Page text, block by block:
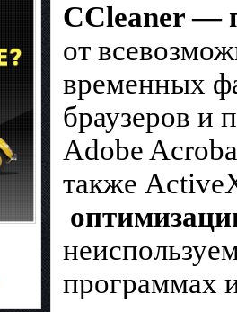
CCleaner —
от
временных
браузеров и
Adobe
также
программах